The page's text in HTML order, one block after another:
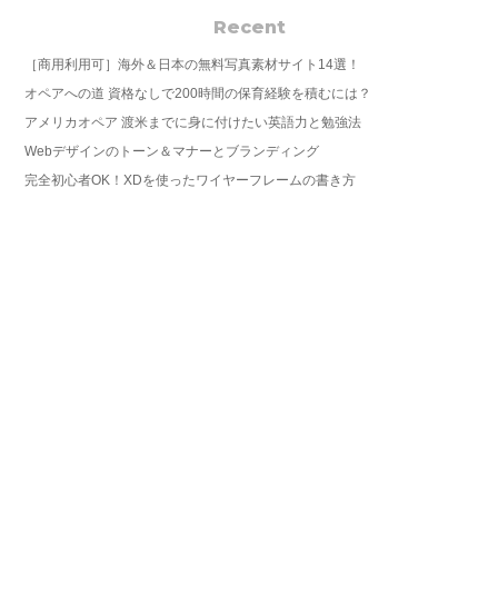
Recent
［商用利用可］海外＆日本の無料写真素材サイト14選！
オペアへの道 資格なしで200時間の保育経験を積むには？
アメリカオペア 渡米までに身に付けたい英語力と勉強法
Webデザインのトーン＆マナーとブランディング
完全初心者OK！XDを使ったワイヤーフレームの書き方